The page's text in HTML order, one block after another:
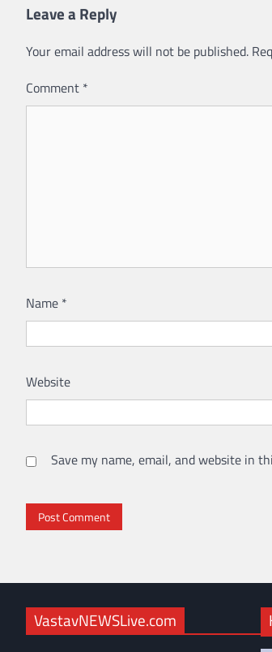
Leave a Reply
Your email address will not be published.
Comment *
Name *
Website
Save my name, email, and website in
VastavNEWSLive.com